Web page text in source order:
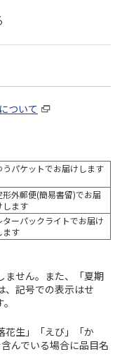
ついて
うパケットでお届けします
形外郵便(簡易書留)でお届
します
ターパックライトでお届け
ます
ません。また、「夏期
、記号での表示はせ
花生」「えび」「か
んでいる場合に品目名